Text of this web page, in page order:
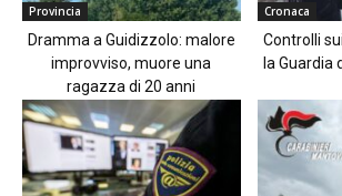
Provincia
Dramma a Guidizzolo: malore
improvviso, muore una
ragazza di 20 anni
Cronaca
Controlli
la Guardia